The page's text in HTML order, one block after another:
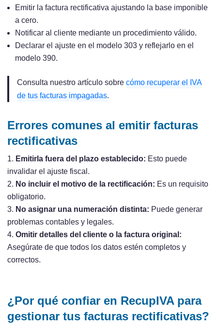
Emitir la factura rectificativa ajustando la base imponible
a cero.
Notificar al cliente mediante un procedimiento válido.
Declarar el ajuste en el modelo 303 y reflejarlo en el
modelo 390.
Consulta nuestro artículo sobre cómo recuperar el IVA
de tus facturas impagadas.
Errores comunes al emitir facturas
rectificativas
Emitirla fuera del plazo establecido: Esto puede
invalidar el ajuste fiscal.
No incluir el motivo de la rectificación: Es un requisito
obligatorio.
No asignar una numeración distinta: Puede generar
problemas contables y legales.
Omitir detalles del cliente o la factura original:
Asegúrate de que todos los datos estén completos y
correctos.
¿Por qué confiar en RecupIVA para
gestionar tus facturas rectificativas?